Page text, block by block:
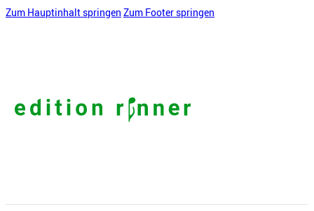
Zum Hauptinhalt springen Zum Footer springen